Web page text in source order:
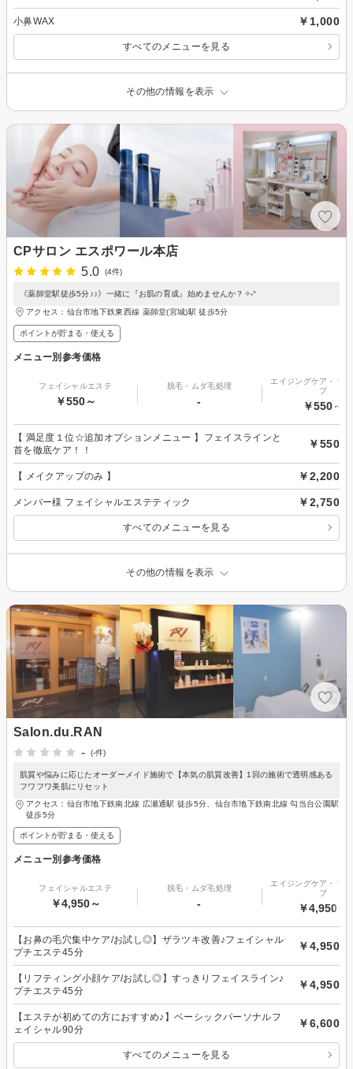
小鼻WAX ￥1,000
すべてのメニューを見る
その他の情報を表示
CPサロン エスポワール本店
5.0
(4件)
《薬師堂駅徒歩5分♪♪》一緒に『お肌の育成』始めませんか？✧˖°
アクセス：仙台市地下鉄東西線 薬師堂(宮城)駅 徒歩5分
ポイントが貯まる・使える
メニュー別参考価格
フェイシャルエステ
￥550～
脱毛・ムダ毛処理
-
エイジングケア・リ
プ
￥550～
【 満足度１位‪☆追加オプションメニュー 】フェイスラインと
首を徹底ケア！！
￥550
【 メイクアップのみ 】 ￥2,200
メンバー様 フェイシャルエステティック ￥2,750
すべてのメニューを見る
その他の情報を表示
Salon.du.RAN
-
(-件)
肌質や悩みに応じたオーダーメイド施術で【本気の肌質改善】1回の施術で透明感ある
フワフワ美肌にリセット
アクセス：仙台市地下鉄南北線 広瀬通駅 徒歩5分、仙台市地下鉄南北線 勾当台公園駅
徒歩5分
ポイントが貯まる・使える
メニュー別参考価格
フェイシャルエステ
￥4,950～
脱毛・ムダ毛処理
-
エイジングケア・リ
プ
￥4,950～
【お鼻の毛穴集中ケア/お試し◎】ザラツキ改善♪フェイシャル
プチエステ45分
￥4,950
【リフティング小顔ケア/お試し◎】すっきりフェイスライン♪
プチエステ45分
￥4,950
【エステが初めての方におすすめ♪】ベーシックパーソナルフ
ェイシャル90分
￥6,600
すべてのメニューを見る